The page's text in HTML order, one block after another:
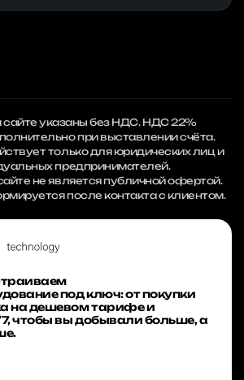
сайте указаны без НДС. НДС 22%
при выставлении счёта.
только для юридических лиц и
предпринимателей.
не является публичной офертой.
после контакта с клиентом.
под ключ: от покупки
на дешевом тарифе и
чтобы вы добывали больше, а